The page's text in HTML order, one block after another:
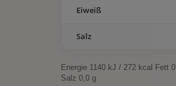
Eiweiß
Salz
Energie 1140 kJ / 272 kcal Fett
Salz 0,0 g